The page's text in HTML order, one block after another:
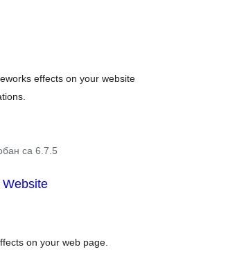
effects on your website
са 6.7.5
on your web page.